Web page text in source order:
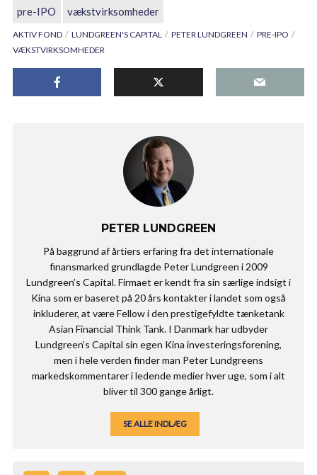
pre-IPO vækstvirksomheder
AKTIV FOND LUNDGREEN'S CAPITAL PETER LUNDGREEN
PRE-IPO
VÆKSTVIRKSOMHEDER
PETER LUNDGREEN
På baggrund af årtiers erfaring fra det internationale
finansmarked grundlagde Peter Lundgreen i 2009
Lundgreen’s Capital. Firmaet er kendt fra sin særlige indsigt i
Kina som er baseret på 20 års kontakter i landet som også
inkluderer, at være Fellow i den prestigefyldte tænketank
Asian Financial Think Tank. I Danmark har udbyder
Lundgreen’s Capital sin egen Kina investeringsforening,
men i hele verden finder man Peter Lundgreens
markedskommentarer i ledende medier hver uge, som i alt
bliver til 300 gange årligt.
SE ALLE INDLÆG